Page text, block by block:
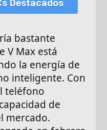
Destacados
bastante
V Max está
la energía de
inteligente. Con
teléfono
de
mercado.